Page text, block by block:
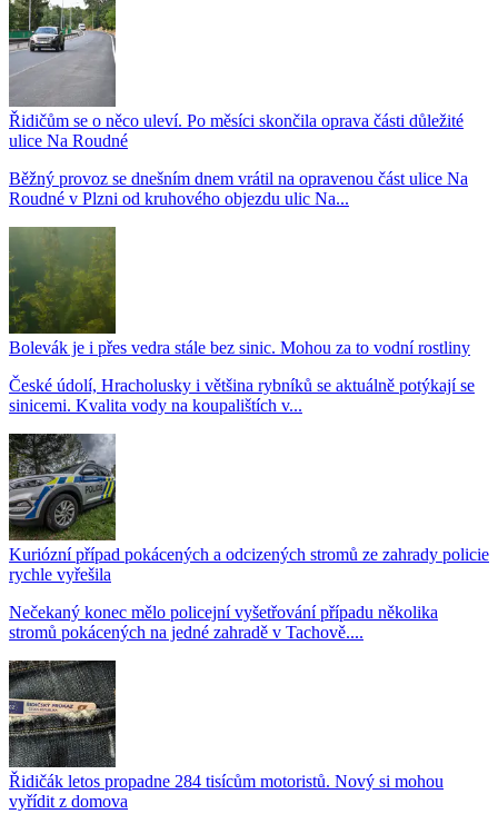
Řidičům se o něco uleví. Po měsíci skončila oprava části důležité
ulice Na Roudné
Běžný provoz se dnešním dnem vrátil na opravenou část ulice Na
Roudné v Plzni od kruhového objezdu ulic Na...
Bolevák je i přes vedra stále bez sinic. Mohou za to vodní rostliny
České údolí, Hracholusky i většina rybníků se aktuálně potýkají se
sinicemi. Kvalita vody na koupalištích v...
Kuriózní případ pokácených a odcizených stromů ze zahrady policie
rychle vyřešila
Nečekaný konec mělo policejní vyšetřování případu několika
stromů pokácených na jedné zahradě v Tachově....
Řidičák letos propadne 284 tisícům motoristů. Nový si mohou
vyřídit z domova